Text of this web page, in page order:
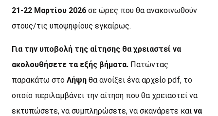
21-22 Μαρτίου 2026 σε ώρες που θα ανακοινωθούν
στους/τις υποψηφίους εγκαίρως.
Για την υποβολή της αίτησης θα χρειαστεί να
ακολουθήσετε τα εξής βήματα. Πατώντας
παρακάτω στο Λήψη θα ανοίξει ένα αρχείο pdf, το
οποίο περιλαμβάνει την αίτηση που θα χρειαστεί να
εκτυπώσετε, να συμπληρώσετε, να σκανάρετε και να